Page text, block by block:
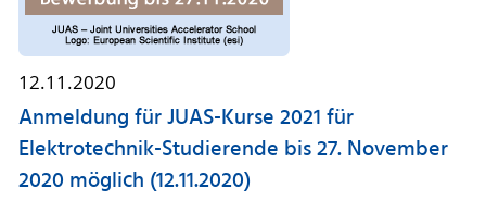
12.11.2020
Anmeldung für JUAS-Kurse 2021 für
Elektrotechnik-Studierende bis 27. November
2020 möglich (12.11.2020)